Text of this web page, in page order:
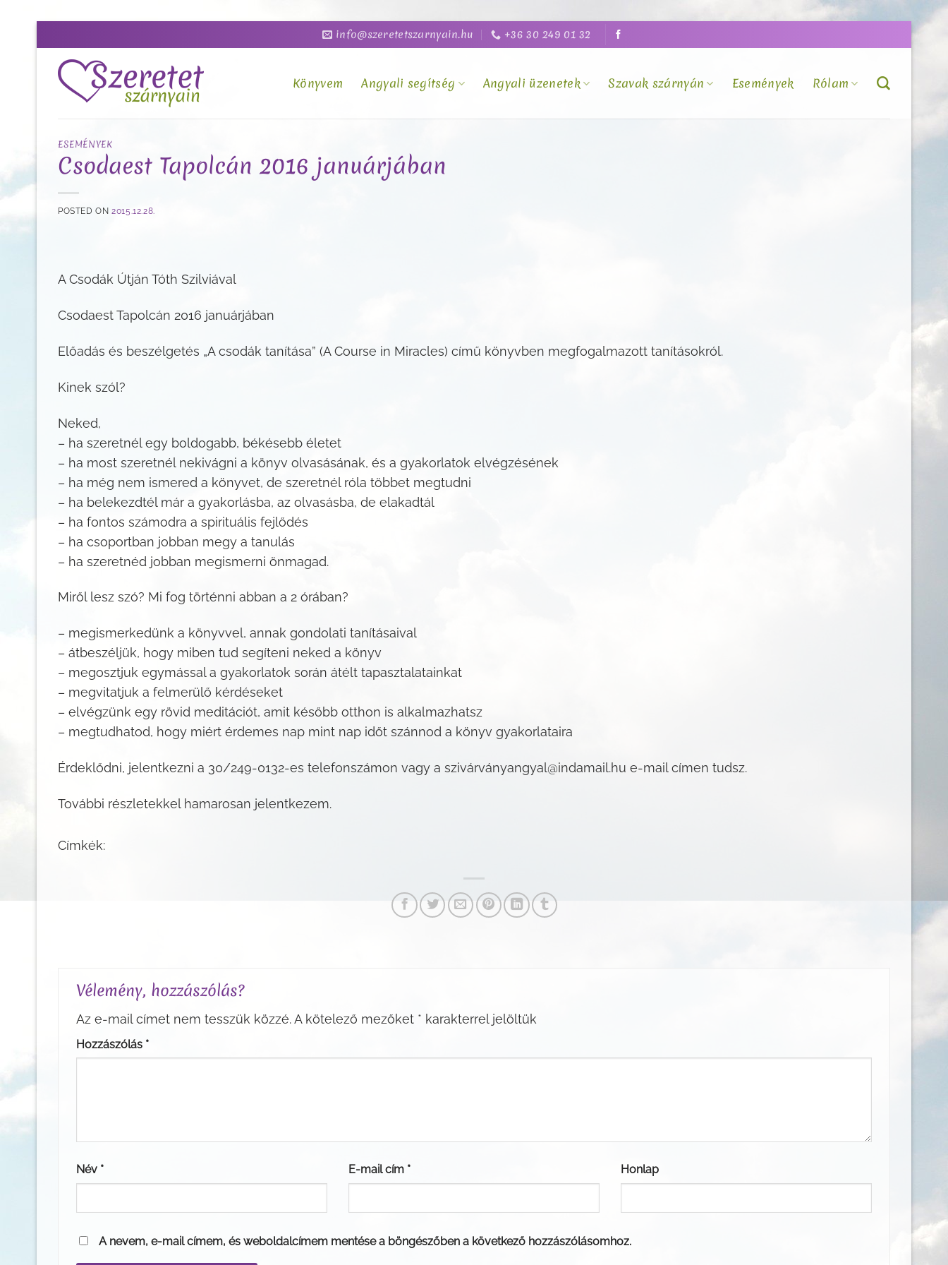
to
content
info@szeretetszarnyain.hu +36 30 249 01 32
Könyvem Angyali segítség Angyali üzenetek Szavak szárnyán Események Rólam
ESEMÉNYEK
Csodaest Tapolcán 2016 januárjában
POSTED ON2015.12.28.
A Csodák Útján Tóth Szilviával
Csodaest Tapolcán 2016 januárjában
Előadás és beszélgetés „A csodák tanítása” (A Course in Miracles) című könyvben megfogalmazott tanításokról.
Kinek szól?
Neked,
– ha szeretnél egy boldogabb, békésebb életet
– ha most szeretnél nekivágni a könyv olvasásának, és a gyakorlatok elvégzésének
– ha még nem ismered a könyvet, de szeretnél róla többet megtudni
– ha belekezdtél már a gyakorlásba, az olvasásba, de elakadtál
– ha fontos számodra a spirituális fejlődés
– ha csoportban jobban megy a tanulás
– ha szeretnéd jobban megismerni önmagad.
Miről lesz szó? Mi fog történni abban a 2 órában?
– megismerkedünk a könyvvel, annak gondolati tanításaival
– átbeszéljük, hogy miben tud segíteni neked a könyv
– megosztjuk egymással a gyakorlatok során átélt tapasztalatainkat
– megvitatjuk a felmerülő kérdéseket
– elvégzünk egy rövid meditációt, amit később otthon is alkalmazhatsz
– megtudhatod, hogy miért érdemes nap mint nap időt szánnod a könyv gyakorlataira
Érdeklődni, jelentkezni a 30/249-0132-es telefonszámon vagy a szivárványangyal@indamail.hu e-mail címen tudsz.
További részletekkel hamarosan jelentkezem.
Címkék:
Vélemény, hozzászólás?
Az e-mail címet nem tesszük közzé.A kötelező mezőket * karakterrel jelöltük
Hozzászólás *
Név * E-mail cím * Honlap
A nevem, e-mail címem, és weboldalcímem mentése a böngészőben a következő hozzászólásomhoz.